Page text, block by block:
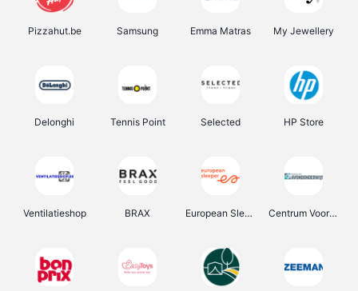
Pizzahut.be Samsung Emma Matras My Jewellery
Delonghi Tennis Point Selected HP Store
Ventilatieshop BRAX European Sleeper Centrum Voor Avondonderwijs